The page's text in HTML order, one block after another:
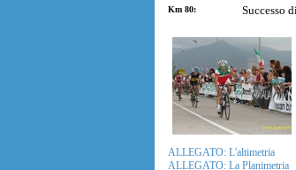
Km 80: Successo
ALLEGATO: L'altimetria
ALLEGATO: La Planimetria